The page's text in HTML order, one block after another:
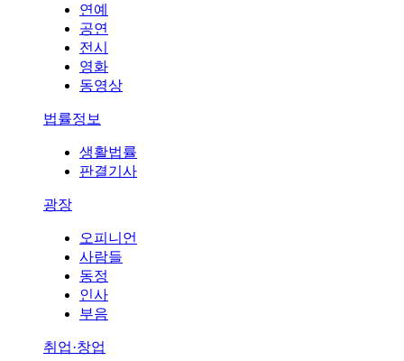
연예
공연
전시
영화
동영상
법률정보
생활법률
판결기사
광장
오피니언
사람들
동정
인사
부음
취업·창업